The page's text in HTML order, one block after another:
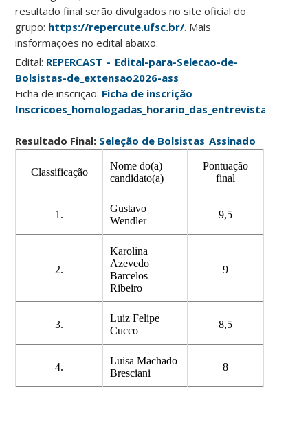
resultado final serão divulgados no site oficial do
grupo: https://repercute.ufsc.br/. Mais
insformações no edital abaixo.
Edital: REPERCAST_-_Edital-para-Selecao-de-
Bolsistas-de_extensao2026-ass
Ficha de inscrição: Ficha de inscrição
Inscricoes_homologadas_horario_das_entrevistas
Resultado Final: Seleção de Bolsistas_Assinado
Classificação
Nome do(a)
candidato(a)
Pontuação
final
1.
Gustavo
Wendler
9,5
2.
Karolina
Azevedo
Barcelos
Ribeiro
9
3.
Luiz Felipe
Cucco
8,5
4.
Luisa Machado
Bresciani
8